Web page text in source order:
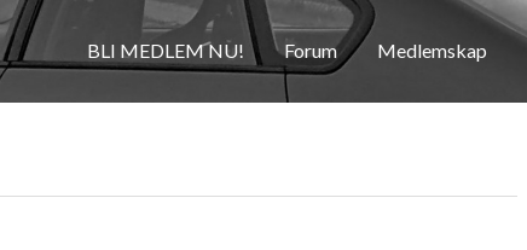
BLI MEDLEM NU! Forum Medlemskap